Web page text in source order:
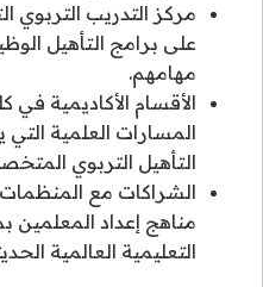
مركز التدريب التربوي
على برامج التأهيل
مهامهم.
الأقسام الأكاديمية في
المسارات العلمية التي
التأهيل التربوي
الشراكات مع المنظمات
مناهج إعداد المعلمين
التعليمية العالمية